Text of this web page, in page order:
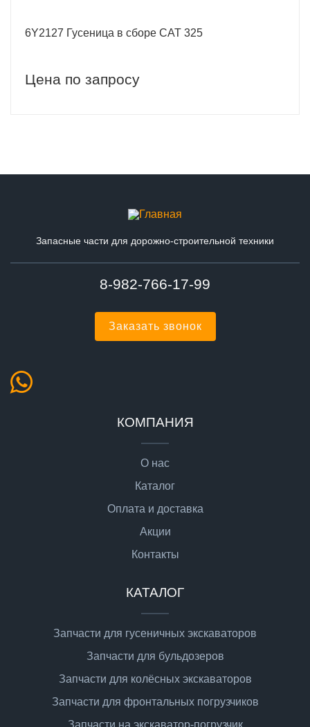
6Y2127 Гусеница в сборе CAT 325
Цена по запросу
Запасные части для дорожно-строительной техники
8-982-766-17-99
Заказать звонок
КОМПАНИЯ
О нас
Каталог
Оплата и доставка
Акции
Контакты
КАТАЛОГ
Запчасти для гусеничных экскаваторов
Запчасти для бульдозеров
Запчасти для колёсных экскаваторов
Запчасти для фронтальных погрузчиков
Запчасти на экскаватор-погрузчик